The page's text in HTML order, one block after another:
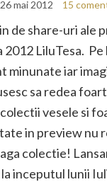
26 mai 2012 15
de share-uri ale
2012 LiluTesa.
minunate iar
sa redea
vesele si
in preview nu
colectie!
inceputul lunii